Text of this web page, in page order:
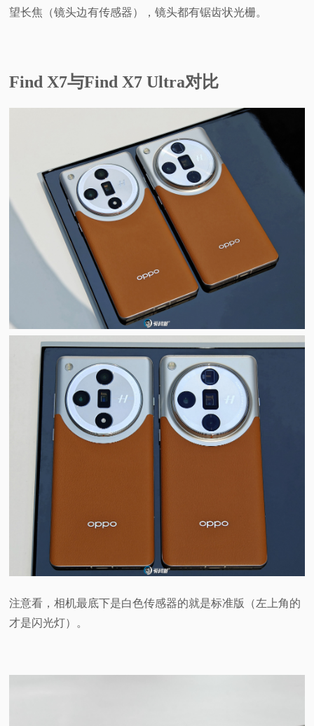
望长焦（镜头边有传感器），镜头都有锯齿状光栅。
Find X7与Find X7 Ultra对比
注意看，相机最底下是白色传感器的就是标准版（左上角的
才是闪光灯）。